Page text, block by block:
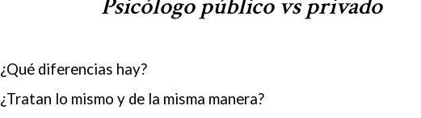
Psicólogo público vs privado
¿Qué diferencias hay?
¿Tratan lo mismo y de la misma manera?